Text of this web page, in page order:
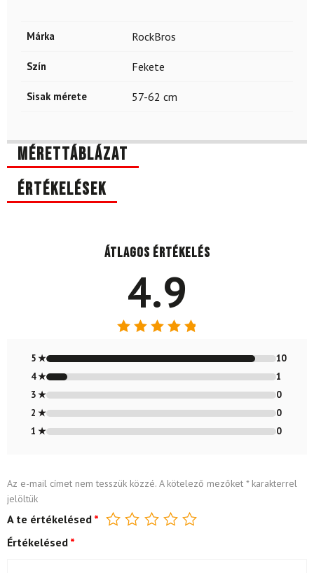
Márka RockBros
Szín Fekete
Sisak mérete 57-62 cm
Mérettáblázat
Értékelések
Átlagos értékelés
4.9
4.91/ 5
5 ★
10
4 ★
1
3 ★
0
2 ★
0
1 ★
0
Az e-mail címet nem tesszük közzé. A kötelező mezőket *karakterrel
jelöltük
A te értékelésed *
Értékelésed *